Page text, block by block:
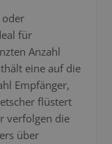
oder
für
Anzahl
eine auf die
Empfänger,
flüstert
verfolgen die
über